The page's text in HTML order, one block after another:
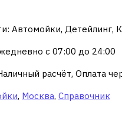
Автомойки, Детейлинг,
с 07:00 до 24:00
расчёт, Оплата
, Москва, Справочник